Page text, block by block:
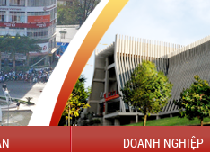
DOANH NGHIỆP